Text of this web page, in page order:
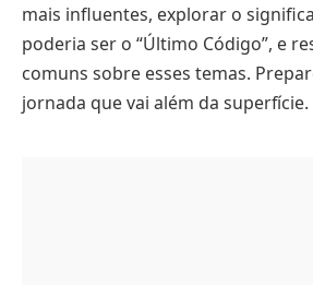
mais influentes, explorar o
poderia ser o “Último Código”, e
comuns sobre esses temas.
jornada que vai além da superfície.